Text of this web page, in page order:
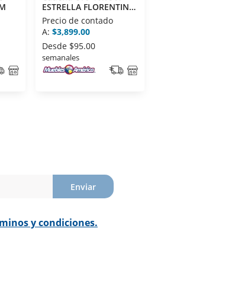
ESTRELLA FLORENTINO
45 CM
Precio de contado
A: $3,899.00
Desde $95.00
semanales
Enviar
y condiciones.